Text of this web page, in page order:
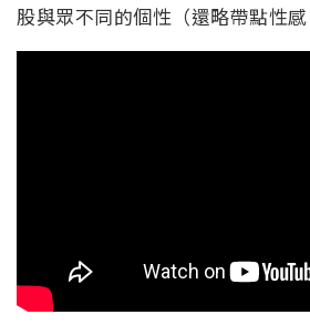
股與眾不同的個性（還略帶點性感